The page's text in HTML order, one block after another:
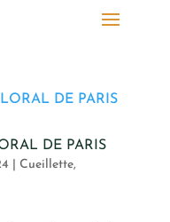
DE PARIS
Cueillette,